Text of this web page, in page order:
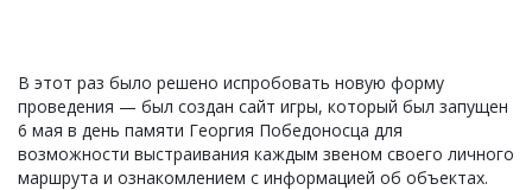
В этот раз было решено испробовать новую форму
проведения — был создан сайт игры, который был запущен
6 мая в день памяти Георгия Победоносца для
возможности выстраивания каждым звеном своего личного
маршрута и ознакомлением с информацией об объектах.